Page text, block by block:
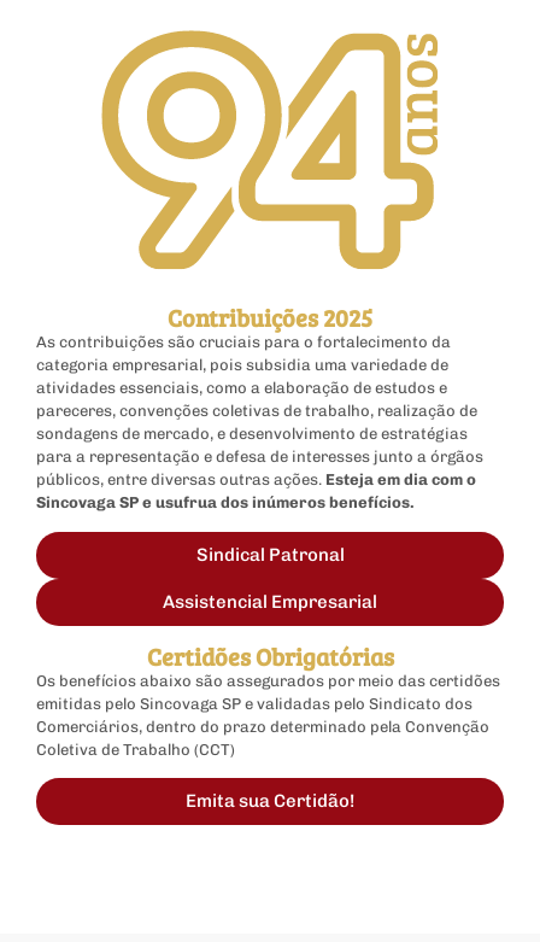
Contribuições 2025
As contribuições são cruciais para o fortalecimento da
categoria empresarial, pois subsidia uma variedade de
atividades essenciais, como a elaboração de estudos e
pareceres, convenções coletivas de trabalho, realização de
sondagens de mercado, e desenvolvimento de estratégias
para a representação e defesa de interesses junto a órgãos
públicos, entre diversas outras ações. Esteja em dia com o
Sincovaga SP e usufrua dos inúmeros benefícios.
Sindical Patronal
Assistencial Empresarial
Certidões Obrigatórias
Os benefícios abaixo são assegurados por meio das certidões
emitidas pelo Sincovaga SP e validadas pelo Sindicato dos
Comerciários, dentro do prazo determinado pela Convenção
Coletiva de Trabalho (CCT)
Emita sua Certidão!